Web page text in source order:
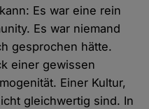
Es war eine rein
Es war niemand
gesprochen hätte.
einer gewissen
Einer Kultur,
gleichwertig sind. In